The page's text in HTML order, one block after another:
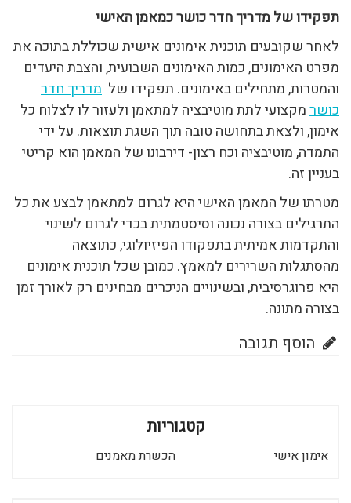
תפקידו של מדריך חדר כושר כמאמן האישי
לאחר שקובעים תוכנית אימונים אישית שכוללת בתוכה את
מפרט האימונים, כמות האימונים השבועית, והצבת היעדים
והמטרות, מתחילים באימונים. תפקידו של מדריך חדר
כושרמקצועי לתת מוטיבציה למתאמן ולעזור לו לצלוח כל
אימון, ולצאת בתחושה טובה תוך השגת תוצאות. על ידי
התמדה, מוטיבציה וכח רצון- דירבונו של המאמן הוא קריטי
בעניין זה.
מטרתו של המאמן האישי היא לגרום למתאמן לבצע את כל
התרגילים בצורה נכונה וסיסטמתית בכדי לגרום לשינוי
והתקדמות אמיתית בתפקודו הפיזיולוגי, כתוצאה
מהסתגלות השרירים למאמץ. כמובן שכל תוכנית אימונים
היא פרוגרסיבית, ובשינויים הניכרים מבחינים רק לאורך זמן
בצורה מתונה.
הוסף תגובה
קטגוריות
אימון אישי הכשרת מאמנים